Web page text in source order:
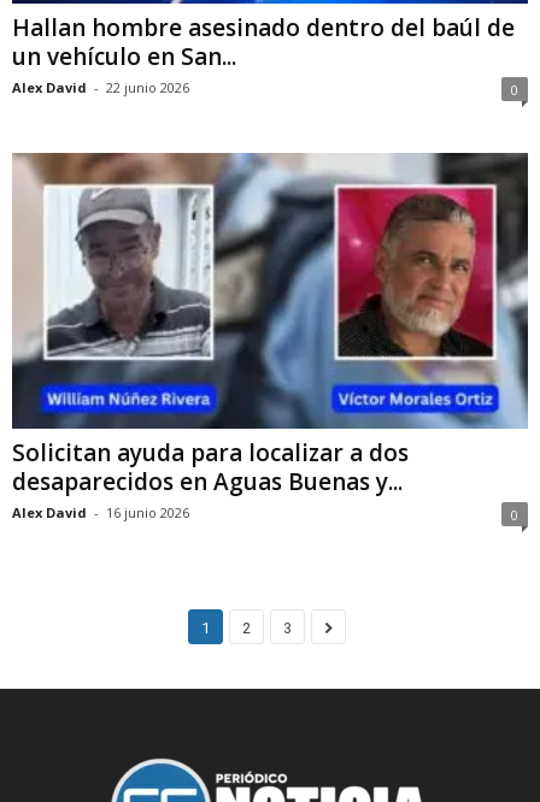
Hallan hombre asesinado dentro del baúl de
un vehículo en San...
Alex David - 22 junio 2026 0
Solicitan ayuda para localizar a dos
desaparecidos en Aguas Buenas y...
Alex David - 16 junio 2026 0
1 2 3